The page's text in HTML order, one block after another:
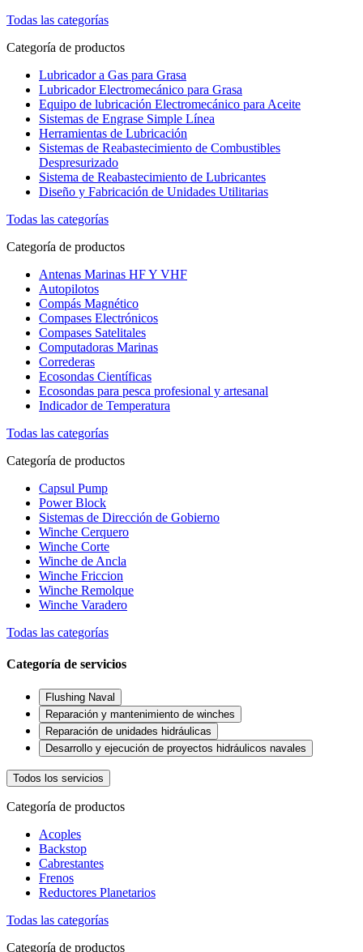
Todas las categorías
Categoría de productos
Lubricador a Gas para Grasa
Lubricador Electromecánico para Grasa
Equipo de lubricación Electromecánico para Aceite
Sistemas de Engrase Simple Línea
Herramientas de Lubricación
Sistemas de Reabastecimiento de Combustibles
Despresurizado
Sistema de Reabastecimiento de Lubricantes
Diseño y Fabricación de Unidades Utilitarias
Todas las categorías
Categoría de productos
Antenas Marinas HF Y VHF
Autopilotos
Compás Magnético
Compases Electrónicos
Compases Satelitales
Computadoras Marinas
Correderas
Ecosondas Científicas
Ecosondas para pesca profesional y artesanal
Indicador de Temperatura
Todas las categorías
Categoría de productos
Capsul Pump
Power Block
Sistemas de Dirección de Gobierno
Winche Cerquero
Winche Corte
Winche de Ancla
Winche Friccion
Winche Remolque
Winche Varadero
Todas las categorías
Categoría de servicios
Flushing Naval
Reparación y mantenimiento de winches
Reparación de unidades hidráulicas
Desarrollo y ejecución de proyectos hidráulicos navales
Todos los servicios
Categoría de productos
Acoples
Backstop
Cabrestantes
Frenos
Reductores Planetarios
Todas las categorías
Categoría de productos